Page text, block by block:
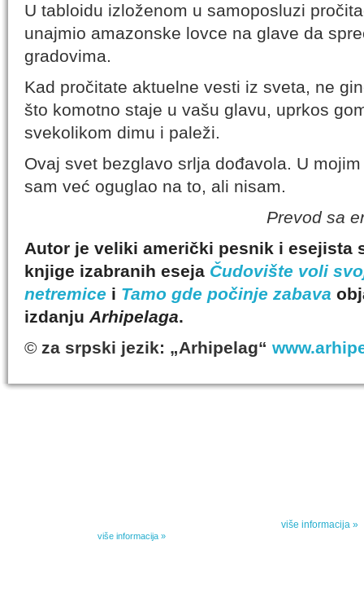
U tabloidu izloženom u samoposluzi
unajmio amazonske lovce na glave da
gradovima.
Kad pročitate aktuelne vesti iz sveta, ne
što komotno staje u vašu glavu, uprkos
svekolikom dimu i paleži.
Ovaj svet bezglavo srlja dođavola. U
sam već oguglao na to, ali nisam.
Prevod sa
Autor je veliki američki pesnik i esejista
knjige izabranih eseja Čudovište voli
netremice i Tamo gde počinje zabava
izdanju Arhipelaga.
© za srpski jezik: „Arhipelag“
više informacija »
više informacija »